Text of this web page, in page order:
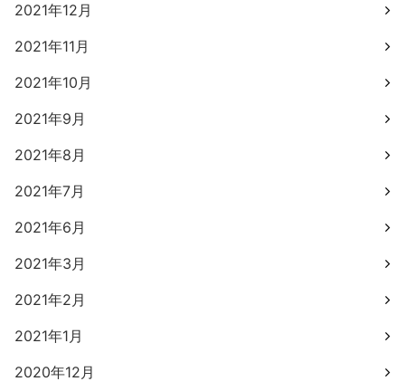
2021年12月
2021年11月
2021年10月
2021年9月
2021年8月
2021年7月
2021年6月
2021年3月
2021年2月
2021年1月
2020年12月